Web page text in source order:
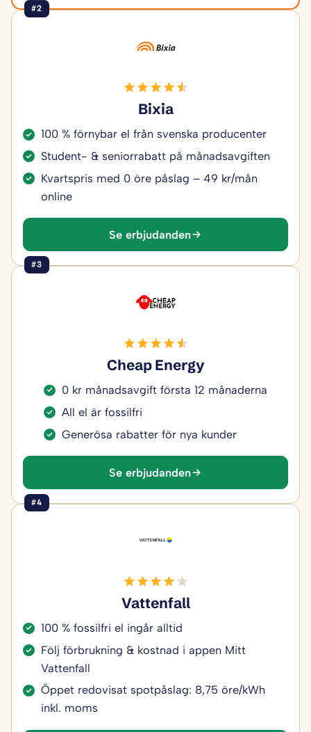
#2
Bixia
100 % förnybar el från svenska producenter
Student- & seniorrabatt på månadsavgiften
Kvartspris med 0 öre påslag – 49 kr/mån
online
Se erbjudanden
#3
Cheap Energy
0 kr månadsavgift första 12 månaderna
All el är fossilfri
Generösa rabatter för nya kunder
Se erbjudanden
#4
Vattenfall
100 % fossilfri el ingår alltid
Följ förbrukning & kostnad i appen Mitt
Vattenfall
Öppet redovisat spotpåslag: 8,75 öre/kWh
inkl. moms